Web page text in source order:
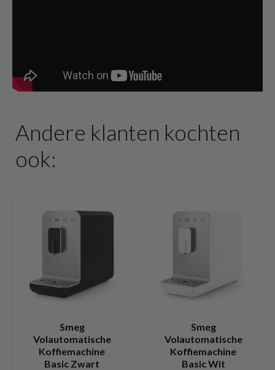
Andere klanten kochten
ook:
Smeg
Volautomatische
Koffiemachine
Basic Zwart
Smeg
Volautomatische
Koffiemachine
Basic Wit